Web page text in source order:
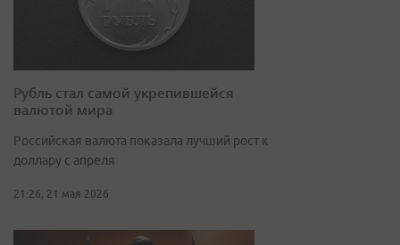
Рубль стал самой укрепившейся
валютой мира
Российская валюта показала лучший рост к
доллару с апреля
21:26, 21 мая 2026